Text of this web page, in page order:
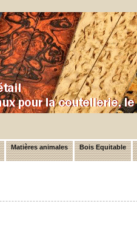
Matières animales Bois Equitable